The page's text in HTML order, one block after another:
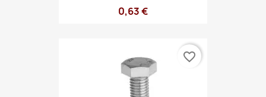
0,63 €
favorite_border